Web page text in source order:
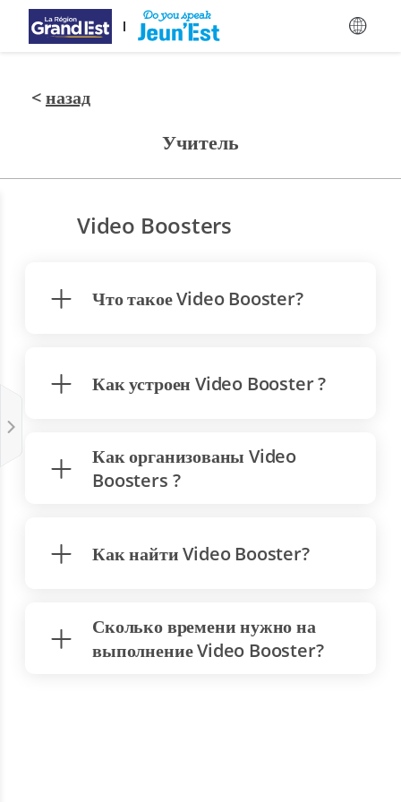
Перейти к основному содержанию
<назад
Учитель
Video Boosters
Что такое Video Booster?
Как устроен Video Booster ?
Как организованы Video
Boosters ?
Как найти Video Booster?
Сколько времени нужно на
выполнение Video Booster?